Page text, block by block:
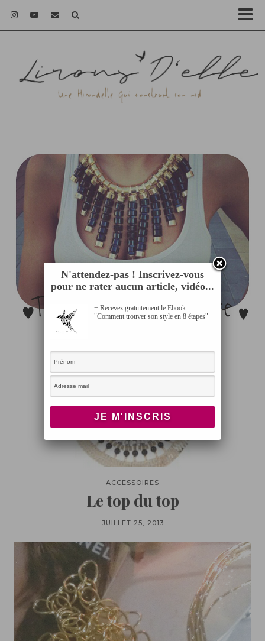
ACCESSOIRES
Le top du top
JUILLET 25, 2013
N'attendez-pas ! Inscrivez-vous
pour ne rater aucun article, vidéo...
+ Recevez gratuitement le Ebook :
"Comment trouver son style en 8 étapes"